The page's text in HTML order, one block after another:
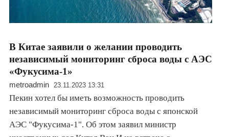
В Китае заявили о желании проводить
независимый мониторинг сброса воды с АЭС
«Фукусима-1»
metroadmin 23.11.2023 13:31
Пекин хотел бы иметь возможность проводить
независимый мониторинг сброса воды с японской
АЭС "Фукусима-1". Об этом заявил министр